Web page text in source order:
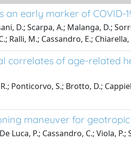
an early marker of COVID-
D.; Scarpa, A.; Malanga, D.;
Ralli, M.; Cassandro, E.; Chiarella,
correlates of age-related
Ponticorvo, S.; Brotto, D.;
maneuver for
Luca, P.; Cassandro, C.; Viola,